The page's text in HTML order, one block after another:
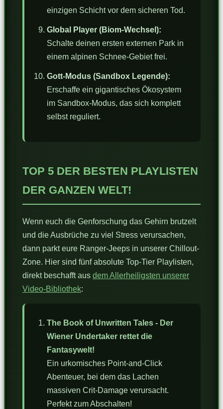
einzigen Schicht vor dem sicheren Tod.
Global Player (Biom-Wechsel):
Schalte deinen ersten externen Park in
einem alpinen Schnee-Gebiet frei.
Gott-Modus (Sandbox Legende):
Erschaffe ein gigantisches Ökosystem
im Sandbox-Modus, das sich komplett
selbst reguliert.
TOP 5 DER BESTEN PLAYLISTEN
DER GANZEN WELT!
Wenn euch die Genforschung das Gehirn brutzelt
und die Ausbrüche zu viel Stress verursachen,
dann parkt eure Ranger-Jeeps in unserer Chillout-
Zone. Hier sind fünf absolute Top-Tier Playlisten,
direkt beschafft aus dem Allerheiligsten unserer
Video-Bibliothek:
The Book of Unwritten Tales - Der
Wiener Undertaker rettet die
Fantasywelt!
Ein urkomisches Point-and-Click
Abenteuer, bei dem das Lachen
massiven Crit-Damage verursacht.
Perfekt zum Abschalten!